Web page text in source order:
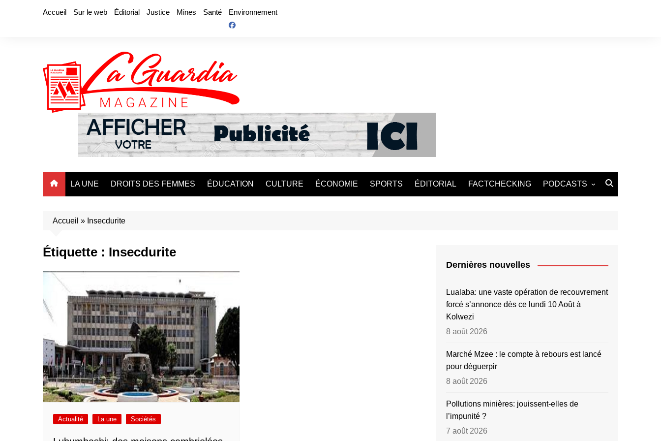
Accueil Sur le web Éditorial Justice Mines Santé Environnement
LA UNE DROITS DES FEMMES ÉDUCATION CULTURE ÉCONOMIE SPORTS ÉDITORIAL FACTCHECKING PODCASTS
Accueil » Insecdurite
Étiquette : Insecdurite
Actualité La une Sociétés
Dernières nouvelles
Lualaba: une vaste opération de recouvrement
forcé s’annonce dès ce lundi 10 Août à
Kolwezi
8 août 2026
Marché Mzee : le compte à rebours est lancé
pour déguerpir
8 août 2026
Pollutions minières: jouissent-elles de
l’impunité ?
7 août 2026